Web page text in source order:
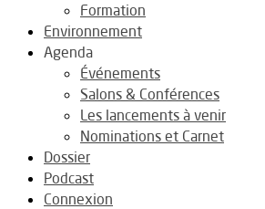
Formation
Environnement
Agenda
Événements
Salons & Conférences
Les lancements à venir
Nominations et Carnet
Dossier
Podcast
Connexion